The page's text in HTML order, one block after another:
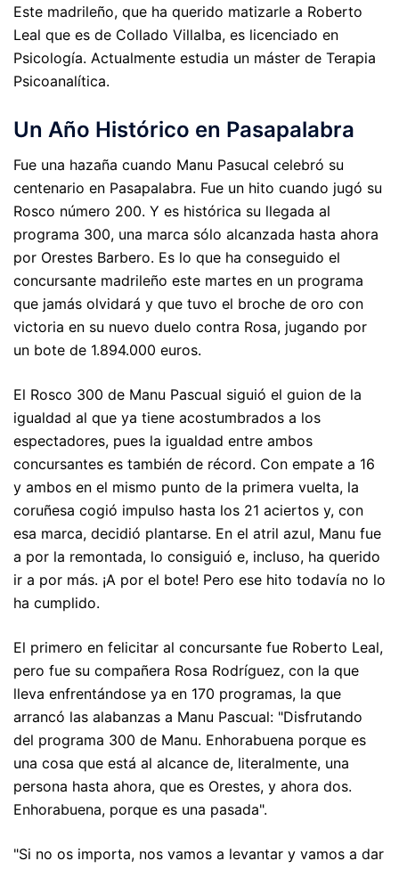
Este madrileño, que ha querido matizarle a Roberto
Leal que es de Collado Villalba, es licenciado en
Psicología. Actualmente estudia un máster de Terapia
Psicoanalítica.
Un Año Histórico en Pasapalabra
Fue una hazaña cuando Manu Pasucal celebró su
centenario en Pasapalabra. Fue un hito cuando jugó su
Rosco número 200. Y es histórica su llegada al
programa 300, una marca sólo alcanzada hasta ahora
por Orestes Barbero. Es lo que ha conseguido el
concursante madrileño este martes en un programa
que jamás olvidará y que tuvo el broche de oro con
victoria en su nuevo duelo contra Rosa, jugando por
un bote de 1.894.000 euros.
El Rosco 300 de Manu Pascual siguió el guion de la
igualdad al que ya tiene acostumbrados a los
espectadores, pues la igualdad entre ambos
concursantes es también de récord. Con empate a 16
y ambos en el mismo punto de la primera vuelta, la
coruñesa cogió impulso hasta los 21 aciertos y, con
esa marca, decidió plantarse. En el atril azul, Manu fue
a por la remontada, lo consiguió e, incluso, ha querido
ir a por más. ¡A por el bote! Pero ese hito todavía no lo
ha cumplido.
El primero en felicitar al concursante fue Roberto Leal,
pero fue su compañera Rosa Rodríguez, con la que
lleva enfrentándose ya en 170 programas, la que
arrancó las alabanzas a Manu Pascual: "Disfrutando
del programa 300 de Manu. Enhorabuena porque es
una cosa que está al alcance de, literalmente, una
persona hasta ahora, que es Orestes, y ahora dos.
Enhorabuena, porque es una pasada".
"Si no os importa, nos vamos a levantar y vamos a dar